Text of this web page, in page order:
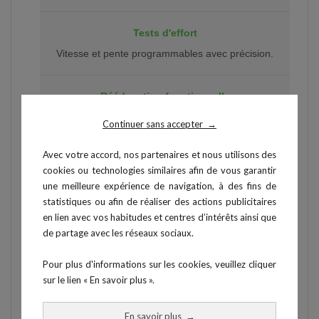
Continuer sans accepter →
Avec votre accord, nos partenaires et nous utilisons des
cookies ou technologies similaires afin de vous garantir
une meilleure expérience de navigation, à des fins de
statistiques ou afin de réaliser des actions publicitaires
en lien avec vos habitudes et centres d’intérêts ainsi que
de partage avec les réseaux sociaux.
Pour plus d'informations sur les cookies, veuillez cliquer
sur le lien « En savoir plus ».
En savoir plus →
Tests d'effort
Vitesse et pente programmables avec précision.
Rééducation fonctionnelle
vasculaire ou traumatisme.
Médecine du sport
Évaluation et suivi de la condition physique,
retour au sport progressif, tests de terrain